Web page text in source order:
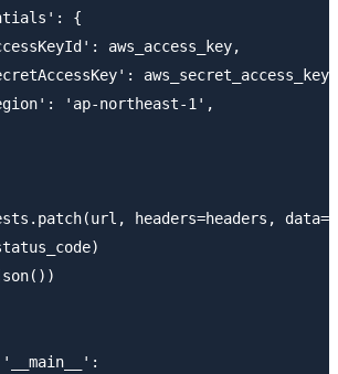
{
aws_access_key,
aws_secret_access_key,
'ap-northeast-1',
headers=headers,